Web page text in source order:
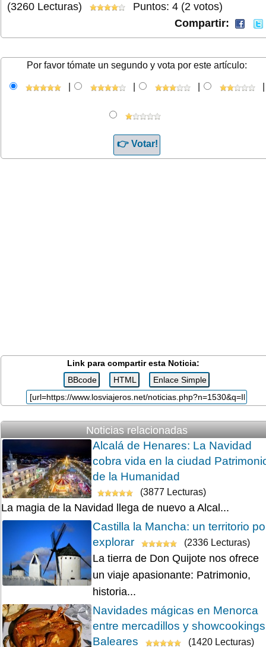
(3260 Lecturas)
Puntos: 4 (2 votos)
Compartir:
Por favor tómate un segundo y vota por este artículo:
Link para compartir esta Noticia:
Noticias relacionadas
Alcalá de Henares: La Navidad
cobra vida en la ciudad
de la Humanidad
(3877 Lecturas)
La magia de la Navidad llega de nuevo a Alcal...
Castilla la Mancha: un territorio
explorar
(2336 Lecturas)
La tierra de Don Quijote nos ofrece
un viaje apasionante: Patrimonio,
historia...
Navidades mágicas en Menorca
entre mercadillos y
Baleares
(1420 Lecturas)